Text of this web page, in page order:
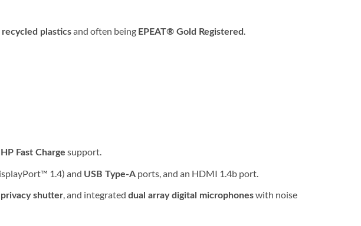
plasticsand often being EPEAT® Gold Registered.
HP Fast Charge support.
1.4) and USB Type-Aports, and an HDMI 1.4b port.
privacy shutter, and integrated dual array digital microphoneswith noise